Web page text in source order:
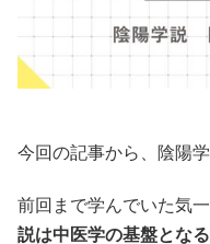
今回の記事から、陰陽
前回まで学んでいた気
説は中医学の基盤とな